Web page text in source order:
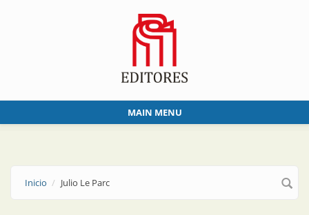
MAIN MENU
Inicio Julio Le Parc